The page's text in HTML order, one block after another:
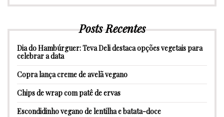
Posts Recentes
Dia do Hambúrguer: Teva Deli destaca opções vegetais para
celebrar a data
Copra lança creme de avelã vegano
Chips de wrap com patê de ervas
Escondidinho vegano de lentilha e batata-doce